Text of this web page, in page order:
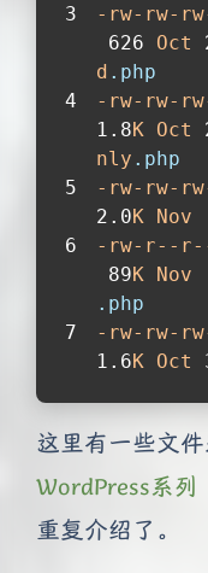
-rw-rw-
626 Oct
d .php
-rw-rw-
1.8K Oct
nly .php
-rw-rw-
2.0K Nov
-rw-r--
89K Nov
.php
-rw-rw-
1.6K Oct
这里有一些文
WordPress系列
重复介绍了。